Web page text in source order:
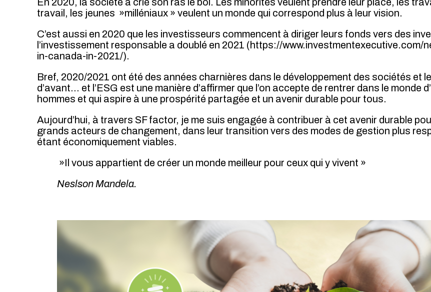
travail, les jeunes »milléniaux » veulent un monde qui correspond plus à leur vision.
C’est aussi en 2020 que les investisseurs commencent à diriger leurs fonds vers des
l’investissement responsable a doublé en 2021 (https://
in-canada-in-2021/).
Bref, 2020/2021 ont été des années charnières dans le développement des sociétés et
d’avant… et l’ESG est une manière d’affirmer que l’on accepte de rentrer dans le monde
hommes et qui aspire à une prospérité partagée et un avenir durable pour tous.
Aujourd’hui, à travers SF factor, je me suis engagée à contribuer à cet avenir durable
grands acteurs de changement, dans leur transition vers des modes de gestion plus
étant économiquement viables.
»Il vous appartient de créer un monde meilleur pour ceux qui y vivent »
Neslson Mandela.